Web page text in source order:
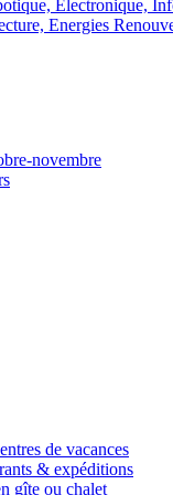
Electronique,
Energies
novembre
de vacances
& expéditions
gîte ou chalet